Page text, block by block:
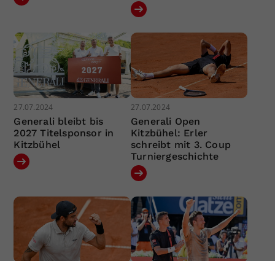
27.07.2024
Generali bleibt bis
2027 Titelsponsor in
Kitzbühel
27.07.2024
Generali Open
Kitzbühel: Erler
schreibt mit 3. Coup
Turniergeschichte